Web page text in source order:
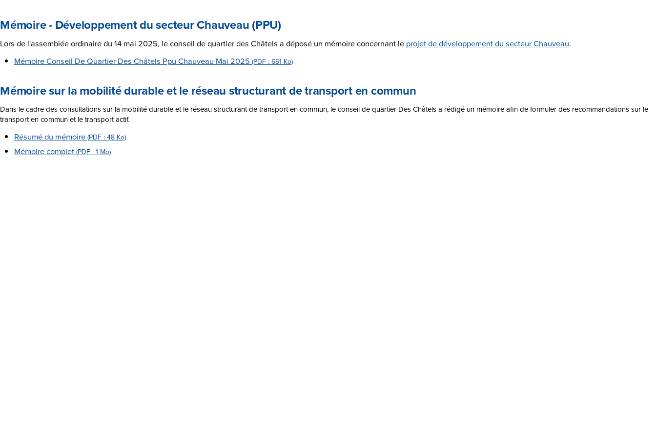
Mémoire - Développement du secteur Chauveau (PPU)
Lors de l'assemblée ordinaire du 14 mai 2025, le conseil de quartier des Châtels a déposé un mémoire concernant le projet de développement du secteur Chauveau.
Mémoire Conseil De Quartier Des Châtels Ppu Chauveau Mai 2025 (PDF : 651 Ko)
Mémoire sur la mobilité durable et le réseau structurant de transport en commun
Dans le cadre des consultations sur la mobilité durable et le réseau structurant de transport en commun, le conseil de quartier Des Châtels a rédigé un mémoire afin de formuler des recommandations sur le
transport en commun et le transport actif.
Résumé du mémoire (PDF : 48 Ko)
Mémoire complet (PDF : 1 Mo)